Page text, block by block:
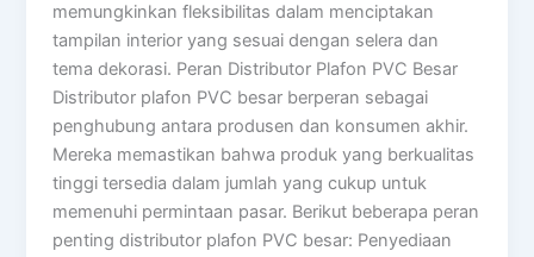
memungkinkan fleksibilitas dalam menciptakan
tampilan interior yang sesuai dengan selera dan
tema dekorasi. Peran Distributor Plafon PVC Besar
Distributor plafon PVC besar berperan sebagai
penghubung antara produsen dan konsumen akhir.
Mereka memastikan bahwa produk yang berkualitas
tinggi tersedia dalam jumlah yang cukup untuk
memenuhi permintaan pasar. Berikut beberapa peran
penting distributor plafon PVC besar: Penyediaan